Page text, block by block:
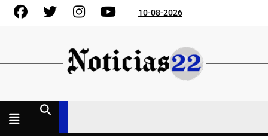
Skip
FacebookGorjeo InstagramYouTube10-08-2026